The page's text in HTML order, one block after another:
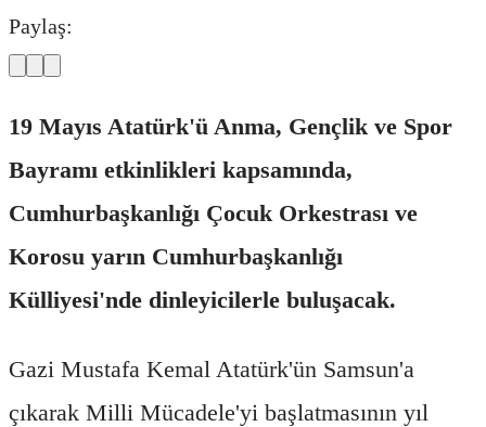
Paylaş:
19 Mayıs Atatürk'ü Anma, Gençlik ve Spor
Bayramı etkinlikleri kapsamında,
Cumhurbaşkanlığı Çocuk Orkestrası ve
Korosu yarın Cumhurbaşkanlığı
Külliyesi'nde dinleyicilerle buluşacak.
Gazi Mustafa Kemal Atatürk'ün Samsun'a
çıkarak Milli Mücadele'yi başlatmasının yıl